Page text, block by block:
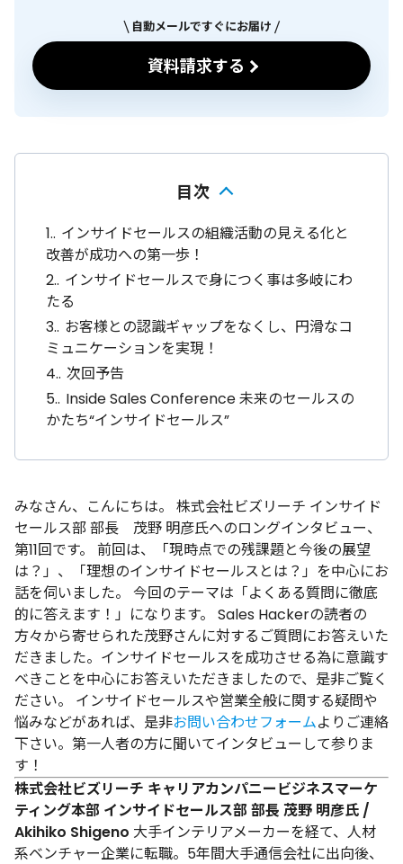
自動メールですぐにお届け
資料請求する
目次
1. インサイドセールスの組織活動の見える化と
改善が成功への第一歩！
2. インサイドセールスで身につく事は多岐にわ
たる
3. お客様との認識ギャップをなくし、円滑なコ
ミュニケーションを実現！
4. 次回予告
5. Inside Sales Conference 未来のセールスの
かたち“インサイドセールス”
みなさん、こんにちは。 株式会社ビズリーチ インサイド
セールス部 部長 茂野 明彦氏へのロングインタビュー、
第11回です。 前回は、「現時点での残課題と今後の展望
は？」、「理想のインサイドセールスとは？」を中心にお
話を伺いました。 今回のテーマは「よくある質問に徹底
的に答えます！」になります。 Sales Hackerの読者の
方々から寄せられた茂野さんに対するご質問にお答えいた
だきました。インサイドセールスを成功させる為に意識す
べきことを中心にお答えいただきましたので、是非ご覧く
ださい。 インサイドセールスや営業全般に関する疑問や
悩みなどがあれば、是非お問い合わせフォームよりご連絡
下さい。第一人者の方に聞いてインタビューして参りま
す！
株式会社ビズリーチ キャリアカンパニービジネスマーケ
ティング本部 インサイドセールス部 部長 茂野 明彦氏 /
Akihiko Shigeno 大手インテリアメーカーを経て、人材
系ベンチャー企業に転職。5年間大手通信会社に出向後、